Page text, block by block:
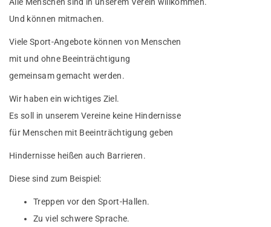
Und können mitmachen.
Viele Sport-Angebote können von Menschen
mit und ohne Beeinträchtigung
gemeinsam gemacht werden.
Wir haben ein wichtiges Ziel.
Es soll in unserem Vereine keine Hindernisse
für Menschen mit Beeinträchtigung geben
Hindernisse heißen auch Barrieren.
Diese sind zum Beispiel:
Treppen vor den Sport-Hallen.
Zu viel schwere Sprache.